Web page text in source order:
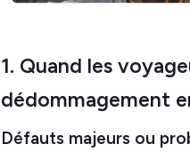
1. Quand les
dédommagement
Défauts majeurs ou